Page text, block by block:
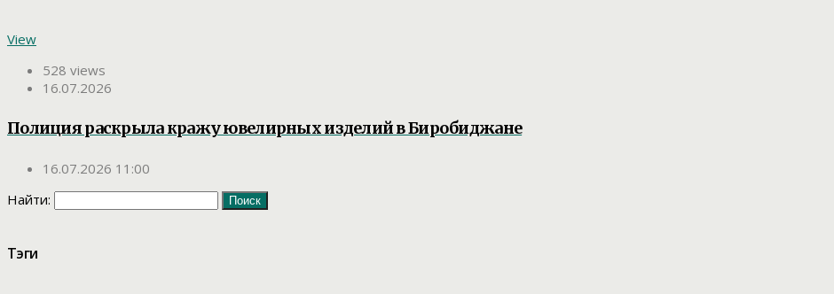
View
528 views
16.07.2026
Полиция раскрыла кражу ювелирных изделий в Биробиджане
16.07.2026 11:00
Найти:
Тэги